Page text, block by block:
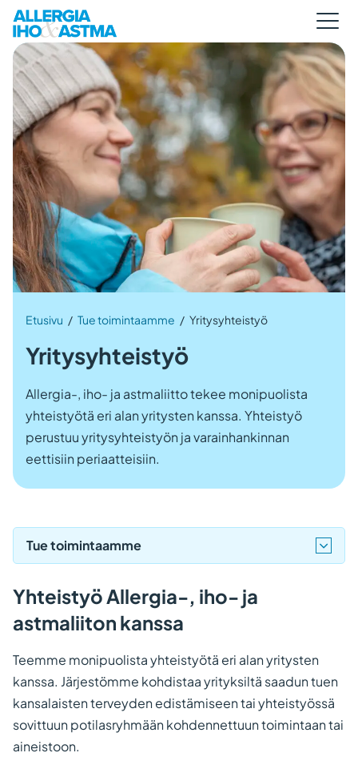
Etusivu / Tue toimintaamme / Yritysyhteistyö
Yritysyhteistyö
Allergia-, iho- ja astmaliitto tekee monipuolista
yhteistyötä eri alan yritysten kanssa. Yhteistyö
perustuu yritysyhteistyön ja varainhankinnan
eettisiin periaatteisiin.
Tue toimintaamme
Yhteistyö Allergia-, iho- ja
astmaliiton kanssa
Teemme monipuolista yhteistyötä eri alan yritysten
kanssa. Järjestömme kohdistaa yrityksiltä saadun tuen
kansalaisten terveyden edistämiseen tai yhteistyössä
sovittuun potilasryhmään kohdennettuun toimintaan tai
aineistoon.